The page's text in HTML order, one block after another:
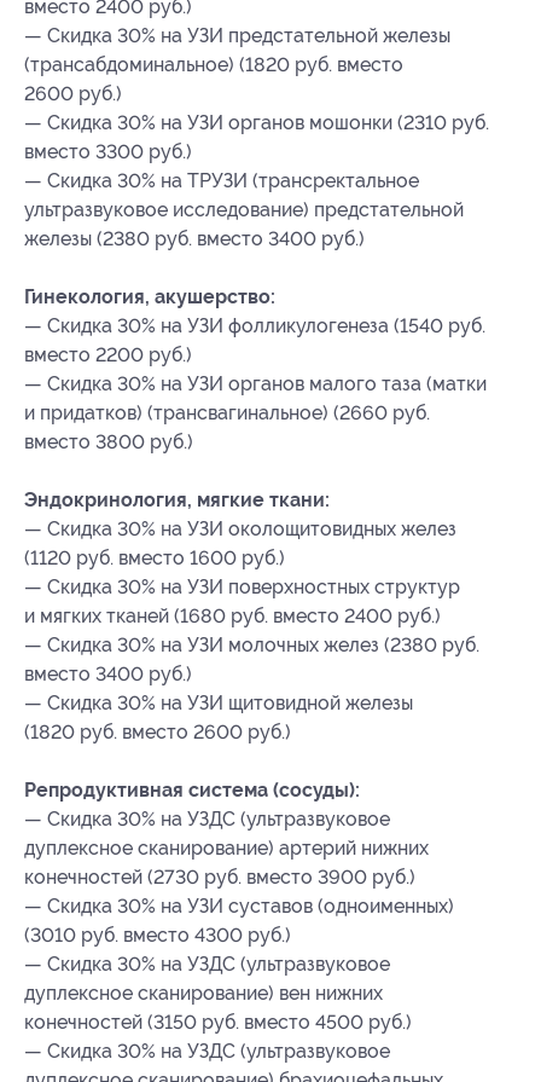
вместо 2400 руб.)
— Скидка 30% на УЗИ предстательной железы
(трансабдоминальное) (1820 руб. вместо
2600 руб.)
— Скидка 30% на УЗИ органов мошонки (2310 руб.
вместо 3300 руб.)
— Скидка 30% на ТРУЗИ (трансректальное
ультразвуковое исследование) предстательной
железы (2380 руб. вместо 3400 руб.)
Гинекология, акушерство:
— Скидка 30% на УЗИ фолликулогенеза (1540 руб.
вместо 2200 руб.)
— Скидка 30% на УЗИ органов малого таза (матки
и придатков) (трансвагинальное) (2660 руб.
вместо 3800 руб.)
Эндокринология, мягкие ткани:
— Скидка 30% на УЗИ околощитовидных желез
(1120 руб. вместо 1600 руб.)
— Скидка 30% на УЗИ поверхностных структур
и мягких тканей (1680 руб. вместо 2400 руб.)
— Скидка 30% на УЗИ молочных желез (2380 руб.
вместо 3400 руб.)
— Скидка 30% на УЗИ щитовидной железы
(1820 руб. вместо 2600 руб.)
Репродуктивная система (сосуды):
— Скидка 30% на УЗДС (ультразвуковое
дуплексное сканирование) артерий нижних
конечностей (2730 руб. вместо 3900 руб.)
— Скидка 30% на УЗИ суставов (одноименных)
(3010 руб. вместо 4300 руб.)
— Скидка 30% на УЗДС (ультразвуковое
дуплексное сканирование) вен нижних
конечностей (3150 руб. вместо 4500 руб.)
— Скидка 30% на УЗДС (ультразвуковое